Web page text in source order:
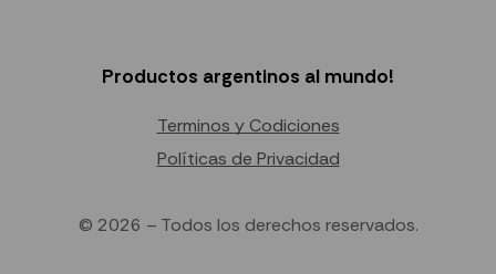
Productos argentinos al mundo!
Terminos y Codiciones
Políticas de Privacidad
© 2026 – Todos los derechos reservados.